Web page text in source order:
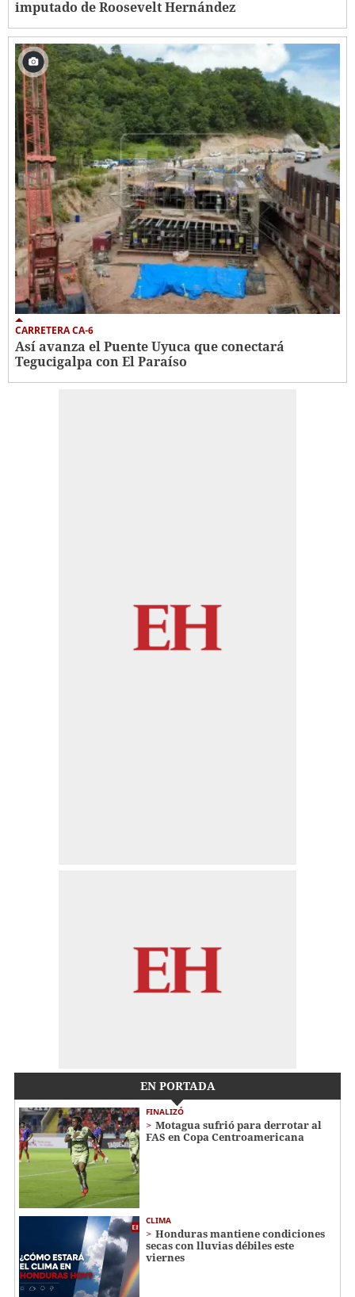
imputado de Roosevelt Hernández
CARRETERA CA-6
Así avanza el Puente Uyuca que conectará
Tegucigalpa con El Paraíso
EN PORTADA
FINALIZÓ
Motagua sufrió para derrotar al
FAS en Copa Centroamericana
CLIMA
Honduras mantiene condiciones
secas con lluvias débiles este
viernes